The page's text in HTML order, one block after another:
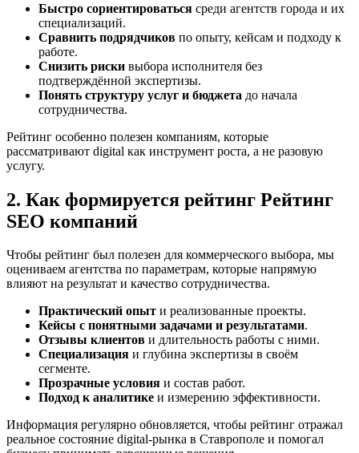
Быстро сориентироваться среди агентств города и их
специализаций.
Сравнить подрядчиков по опыту, кейсам и подходу к
работе.
Снизить риски выбора исполнителя без
подтверждённой экспертизы.
Понять структуру услуг и бюджета до начала
сотрудничества.
Рейтинг особенно полезен компаниям, которые
рассматривают digital как инструмент роста, а не разовую
услугу.
2. Как формируется рейтинг Рейтинг
SEO компаний
Чтобы рейтинг был полезен для коммерческого выбора, мы
оцениваем агентства по параметрам, которые напрямую
влияют на результат и качество сотрудничества.
Практический опыт и реализованные проекты.
Кейсы с понятными задачами и результатами.
Отзывы клиентов и длительность работы с ними.
Специализация и глубина экспертизы в своём
сегменте.
Прозрачные условия и состав работ.
Подход к аналитике и измерению эффективности.
Информация регулярно обновляется, чтобы рейтинг отражал
реальное состояние digital-рынка в Ставрополе и помогал